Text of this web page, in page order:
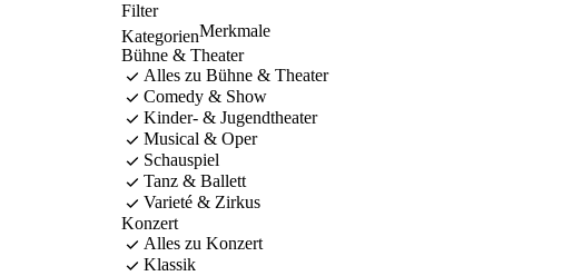
Filter
KategorienMerkmale
Bühne & Theater
Alles zu Bühne & Theater
Comedy & Show
Kinder- & Jugendtheater
Musical & Oper
Schauspiel
Tanz & Ballett
Varieté & Zirkus
Konzert
Alles zu Konzert
Klassik